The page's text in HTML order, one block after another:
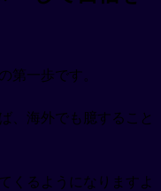
第一歩です。
、海外でも臆すること
くるようになりますよ